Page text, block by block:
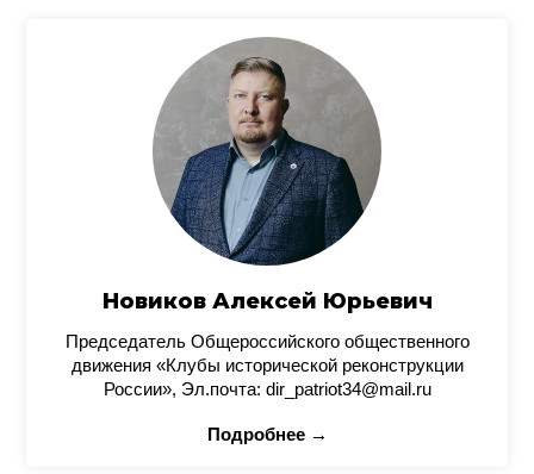
Новиков Алексей Юрьевич
Председатель Общероссийского общественного
движения «Клубы исторической реконструкции
России», Эл.почта: dir_patriot34@mail.ru
Подробнее →